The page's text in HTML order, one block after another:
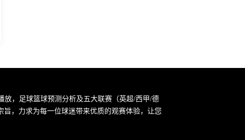
放，足球篮球预测分析及五大联赛（英超/西甲/德
，力求为每一位球迷带来优质的观赛体验，让您